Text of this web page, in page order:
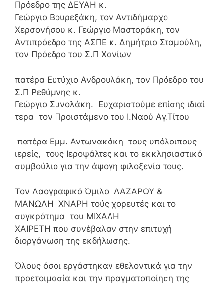
Πρόεδρο της ΔΕΥΑΗ κ.
Γεώργιο Βουρεξάκη, τον Αντιδήμαρχο
Χερσονήσου κ. Γεώργιο Μαστοράκη, τον
Αντιπρόεδρο της ΑΣΠΕ κ. Δημήτριο Σταμούλη,
τον Πρόεδρο του Σ.Π Χανίων
πατέρα Ευτύχιο Ανδρουλάκη, τον Πρόεδρο του
Σ.Π Ρεθύμνης κ.
Γεώργιο Συνολάκη. Ευχαριστούμε επίσης ιδιαί
τερα τον Προιστάμενο του Ι.Ναού Αγ.Τίτου
πατέρα Εμμ. Αντωνακάκη τους υπόλοιπους
ιερείς, τους Ιεροψάλτες και το εκκλησιαστικό
συμβούλιο για την άψογη φιλοξενία τους.
Τον Λαογραφικό Όμιλο ΛΑΖΑΡΟΥ &
ΜΑΝΩΛΗ ΧΝΑΡΗ τούς χορευτές και το
συγκρότημα του ΜΙΧΑΛΗ
ΧΑΙΡΕΤΗ που συνέβαλαν στην επιτυχή
διοργάνωση της εκδήλωσης.
Όλους όσοι εργάστηκαν εθελοντικά για την
προετοιμασία και την πραγματοποίηση της